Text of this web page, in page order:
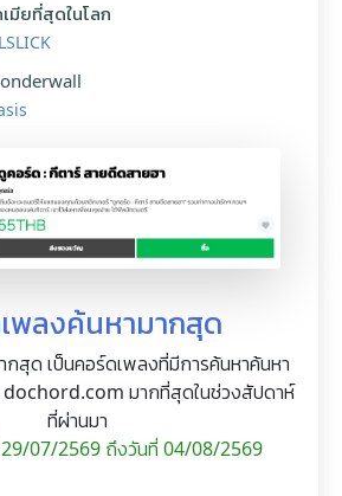
มียที่สุดในโลก
พลงค้นหามากสุด
สุด เป็นคอร์ดเพลงที่มีการค้นหาค้นหา
dochord.com มากที่สุดในช่วงสัปดาห์
ที่ผ่านมา
07/2569 ถึงวันที่ 04/08/2569